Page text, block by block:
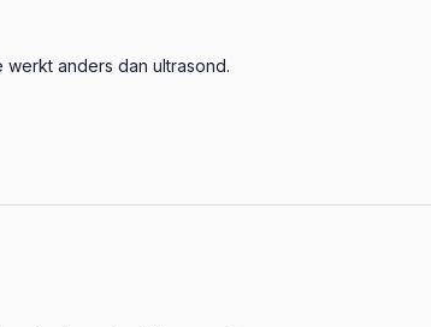
anders dan ultrasond.